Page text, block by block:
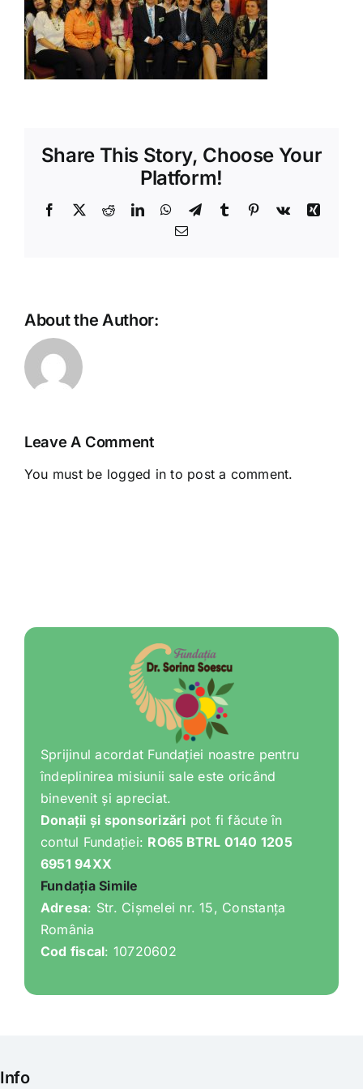
Shop
Tratamente naturale
Share This Story, Choose Your
Platform!
Facebook
X RedditLinkedInWhatsApp
TelegramTumblr Pinterest
Vk
Xing
Email
About the Author:
Leave A Comment
You must be logged in to post a comment.
Sprijinul acordat Fundației noastre pentru
îndeplinirea misiunii sale este oricând
binevenit și apreciat.
Donații și sponsorizări pot fi făcute în
contul Fundației: RO65 BTRL 0140 1205
6951 94XX
Fundația Simile
Adresa: Str. Cișmelei nr. 15, Constanța
România
Cod fiscal: 10720602
Info